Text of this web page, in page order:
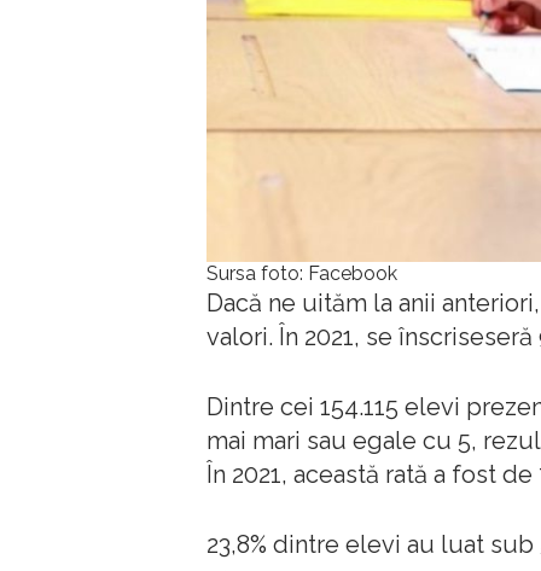
Sursa foto: Facebook
Dacă ne uităm la anii
valori. În 2021, se
Dintre cei 154.115 elevi
mai mari sau egale cu 5,
În 2021, această rată a fost de
23,8% dintre elevi au luat sub